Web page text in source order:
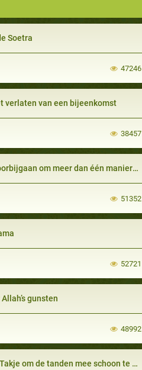
Soetra
47246
verlaten van een bijeenkomst
38457
manier/daad van aanbidding op hetzelfde tijdstip toe te passen… Hoe doe je dat?
51352
52721
gunsten
48992
om de tanden mee schoon te maken)